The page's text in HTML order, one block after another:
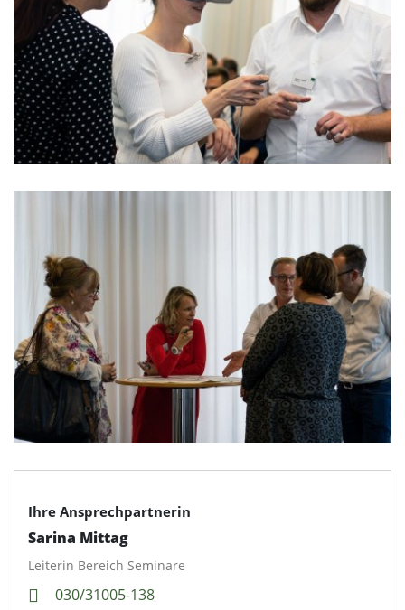
Ihre Ansprechpartnerin
Sarina Mittag
Leiterin Bereich Seminare
030/31005-138